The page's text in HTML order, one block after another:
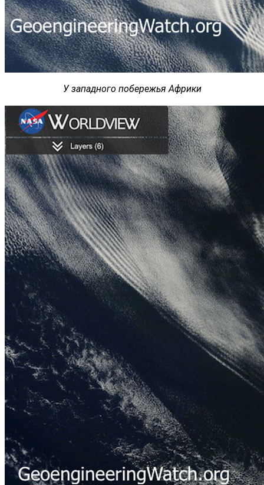
У западного побережья Африки